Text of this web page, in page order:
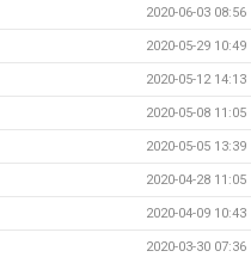
2020-06-03 08:56
2020-05-29 10:49
2020-05-12 14:13
2020-05-08 11:05
2020-05-05 13:39
2020-04-28 11:05
2020-04-09 10:43
2020-03-30 07:36